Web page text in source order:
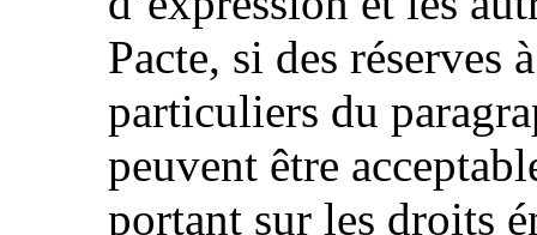
Pacte, si des réserves
particuliers du
peuvent être
portant sur les droits